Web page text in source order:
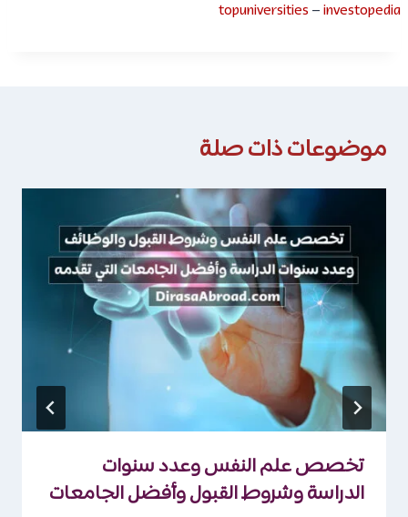
topuniversities –investopedia
موضوعات ذات صلة
تخصص علم النفس وعدد سنوات
الدراسة وشروط القبول وأفضل الجامعات